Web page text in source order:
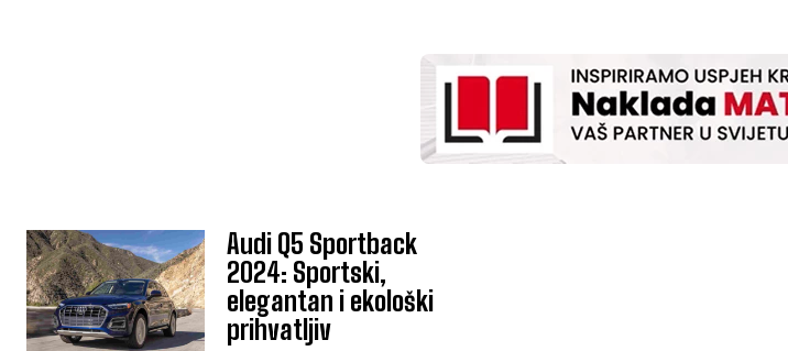
Audi Q5 Sportback
2024: Sportski,
elegantan i ekološki
prihvatljiv